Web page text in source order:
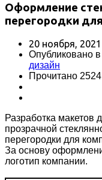
Оформление
перегородки
20 ноября, 2021
Опубликовано в
дизайн
Прочитано
Разработка макетов
прозрачной
перегородки для
За основу
логотип компании.